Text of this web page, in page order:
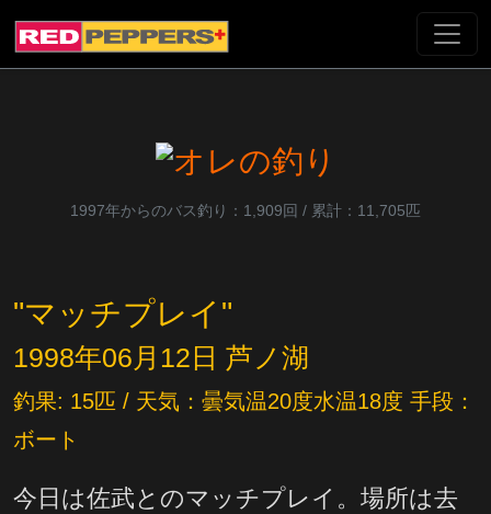
1997年からのバス釣り：1,909回 / 累計：11,705匹
"マッチプレイ"
1998年06月12日 芦ノ湖
釣果: 15匹 / 天気：曇気温20度水温18度 手段：
ボート
今日は佐武とのマッチプレイ。場所は去